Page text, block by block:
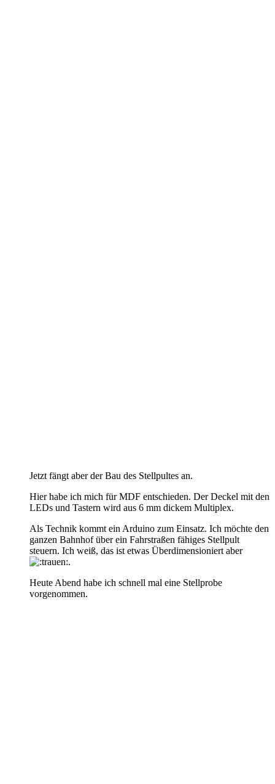
Jetzt fängt aber der Bau des Stellpultes an.
Hier habe ich mich für MDF entschieden. Der Deckel mit den
LEDs und Tastern wird aus 6 mm dickem Multiplex.
Als Technik kommt ein Arduino zum Einsatz. Ich möchte den
ganzen Bahnhof über ein Fahrstraßen fähiges Stellpult
steuern. Ich weiß, das ist etwas Überdimensioniert aber
.
Heute Abend habe ich schnell mal eine Stellprobe
vorgenommen.